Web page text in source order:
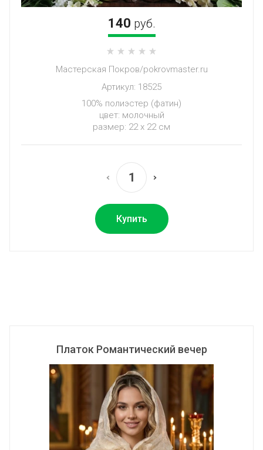
140 руб.
Мастерская Покров/pokrovmaster.ru
Артикул: 18525
100% полиэстер (фатин)
цвет: молочный
размер: 22 х 22 см
Купить
Платок Романтический вечер